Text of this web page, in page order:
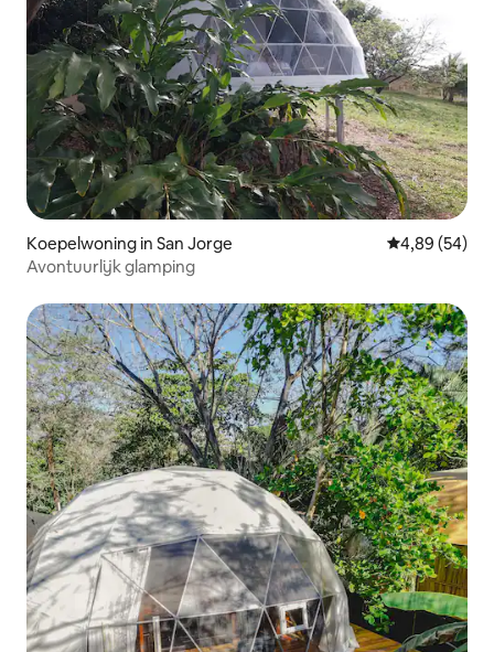
Koepelwoning in San Jorge Gemiddelde
4,89 (54)
Avontuurlijk glamping